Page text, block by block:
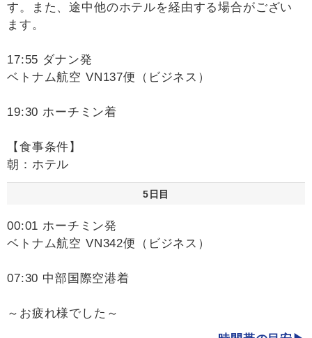
す。また、途中他のホテルを経由する場合がござい
ます。
17:55 ダナン発
ベトナム航空 VN137便（ビジネス）
19:30 ホーチミン着
【食事条件】
朝：ホテル
5日目
00:01 ホーチミン発
ベトナム航空 VN342便（ビジネス）
07:30 中部国際空港着
～お疲れ様でした～